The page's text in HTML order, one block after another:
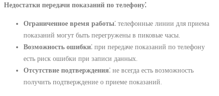
Недостатки передачи показаний по телефону⁚
Ограниченное время работы⁚ телефонные линии для приема
показаний могут быть перегружены в пиковые часы.
Возможность ошибки⁚ при передаче показаний по телефону
есть риск ошибки при записи данных.
Отсутствие подтверждения⁚ не всегда есть возможность
получить подтверждение о приеме показаний.